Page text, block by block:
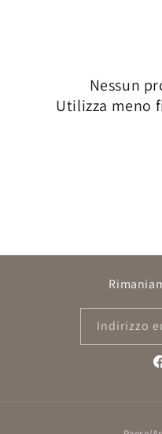
Nessun
Utilizza meno
Indirizzo